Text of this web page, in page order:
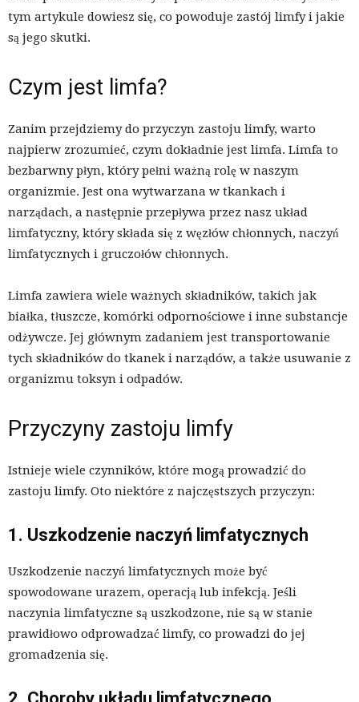
tym artykule dowiesz się, co powoduje zastój limfy i jakie
są jego skutki.
Czym jest limfa?
Zanim przejdziemy do przyczyn zastoju limfy, warto
najpierw zrozumieć, czym dokładnie jest limfa. Limfa to
bezbarwny płyn, który pełni ważną rolę w naszym
organizmie. Jest ona wytwarzana w tkankach i
narządach, a następnie przepływa przez nasz układ
limfatyczny, który składa się z węzłów chłonnych, naczyń
limfatycznych i gruczołów chłonnych.
Limfa zawiera wiele ważnych składników, takich jak
białka, tłuszcze, komórki odpornościowe i inne substancje
odżywcze. Jej głównym zadaniem jest transportowanie
tych składników do tkanek i narządów, a także usuwanie z
organizmu toksyn i odpadów.
Przyczyny zastoju limfy
Istnieje wiele czynników, które mogą prowadzić do
zastoju limfy. Oto niektóre z najczęstszych przyczyn:
1. Uszkodzenie naczyń limfatycznych
Uszkodzenie naczyń limfatycznych może być
spowodowane urazem, operacją lub infekcją. Jeśli
naczynia limfatyczne są uszkodzone, nie są w stanie
prawidłowo odprowadzać limfy, co prowadzi do jej
gromadzenia się.